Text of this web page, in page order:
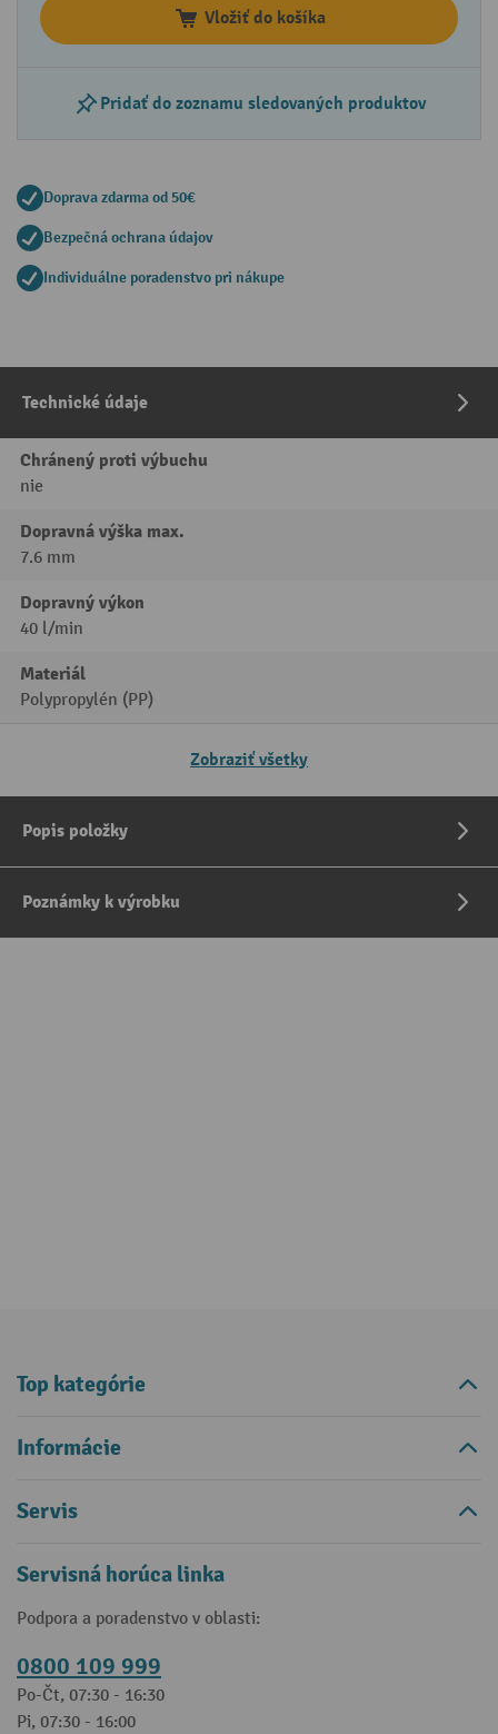
Vložiť do košíka
Pridať do zoznamu sledovaných produktov
Doprava zdarma od 50€
Bezpečná ochrana údajov
Individuálne poradenstvo pri nákupe
Technické údaje
Chránený proti výbuchu
nie
Dopravná výška max.
7.6 mm
Dopravný výkon
40 l/min
Materiál
Polypropylén (PP)
Zobraziť všetky
Popis položky
Poznámky k výrobku
Top kategórie
Informácie
Servis
Servisná horúca linka
Podpora a poradenstvo v oblasti:
0800 109 999
Po-Čt, 07:30 - 16:30
Pi, 07:30 - 16:00